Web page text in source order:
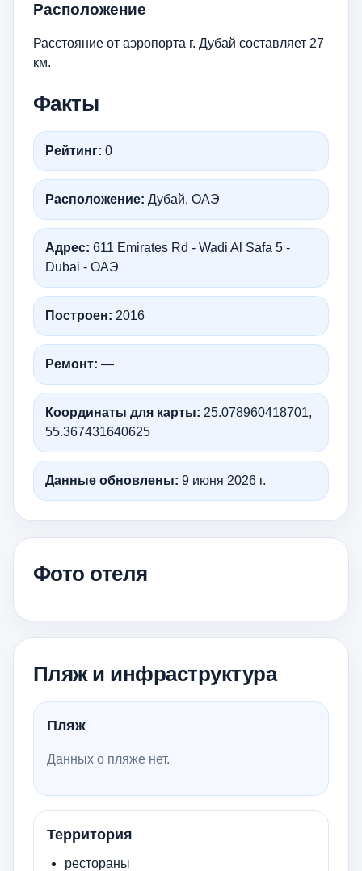
Расположение
Расстояние от аэропорта г. Дубай составляет 27
км.
Факты
Рейтинг: 0
Расположение: Дубай, ОАЭ
Адрес: 611 Emirates Rd - Wadi Al Safa 5 -
Dubai - ОАЭ
Построен: 2016
Ремонт: —
Координаты для карты: 25.078960418701,
55.367431640625
Данные обновлены: 9 июня 2026 г.
Фото отеля
Пляж и инфраструктура
Пляж
Данных о пляже нет.
Территория
рестораны